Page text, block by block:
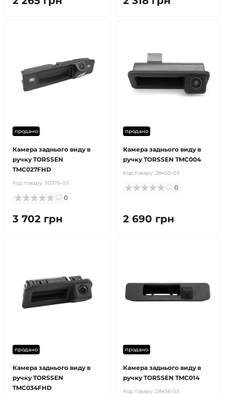
продано
Камера заднього виду в
ручку TORSSEN
TMC027FHD
Код товару: 30376-03
0
3 702 грн
продано
Камера заднього виду в
ручку TORSSEN TMC004
Код товару: 28450-03
0
2 690 грн
продано
Камера заднього виду в
ручку TORSSEN
TMC034FHD
продано
Камера заднього виду в
ручку TORSSEN TMC014
Код товару: 28456-03